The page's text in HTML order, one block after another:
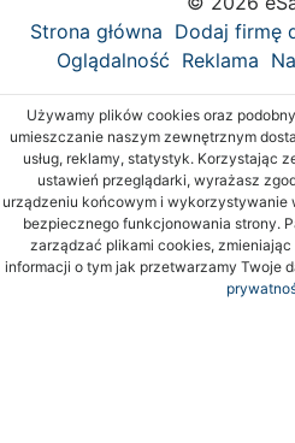
Strona główna Dodaj firmę
Oglądalność Reklama
Używamy plików cookies oraz
umieszczanie naszym zewnętrznym
usług, reklamy, statystyk. Korzystając
ustawień przeglądarki, wyrażasz
urządzeniu końcowym i wykorzystywanie
bezpiecznego funkcjonowania strony.
zarządzać plikami cookies,
informacji o tym jak przetwarzamy Twoje